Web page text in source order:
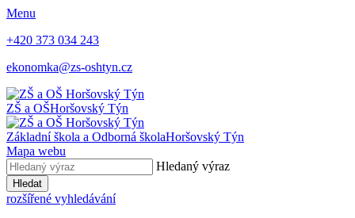
Menu
+420 373 034 243
ekonomka@zs-oshtyn.cz
ZŠ a OŠHoršovský Týn
Základní škola a Odborná školaHoršovský Týn
Mapa webu
Hledaný výraz
Hledat
rozšířené vyhledávání